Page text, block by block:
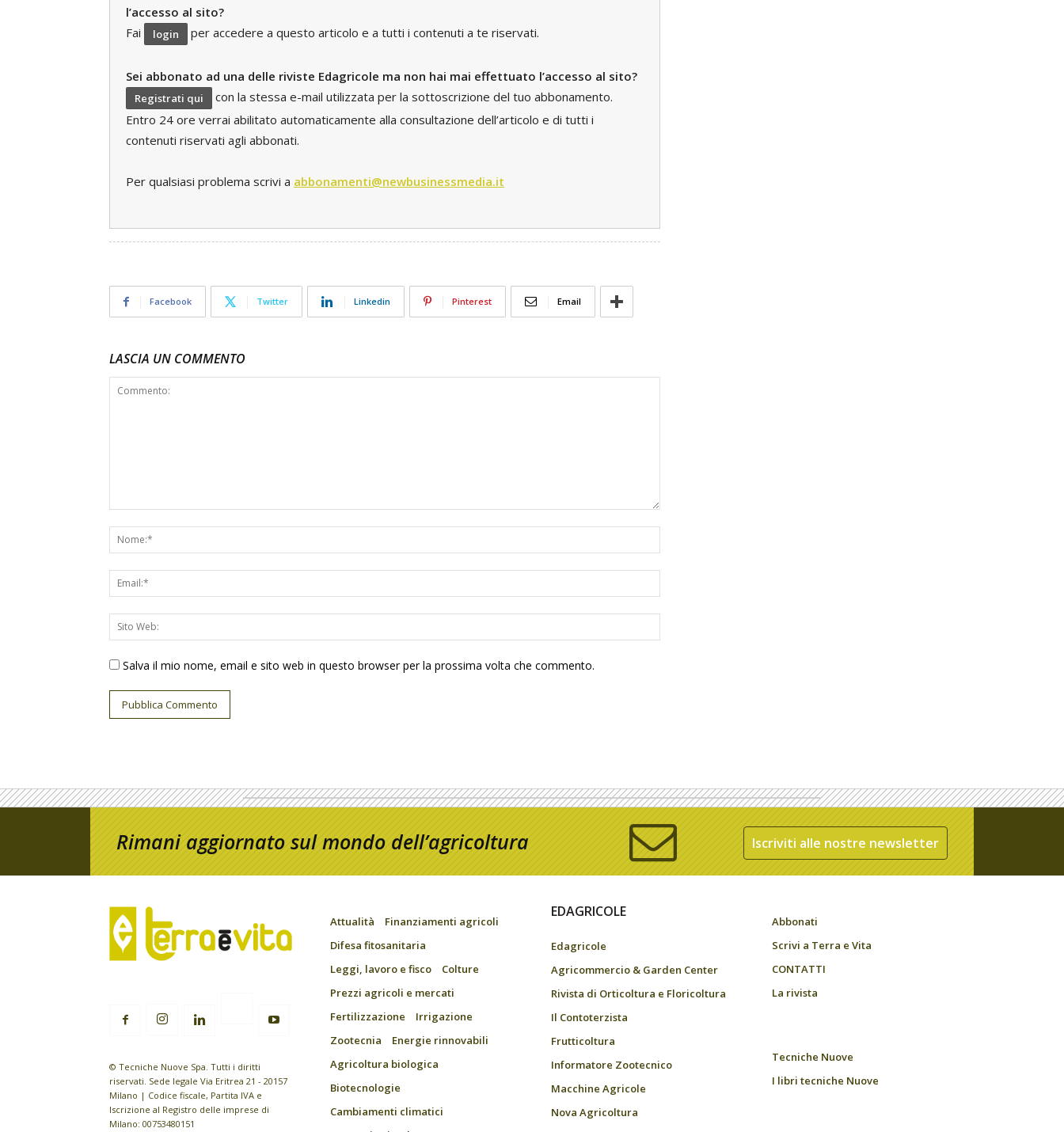
l’accesso al sito?
Fai
login per accedere a questo articolo e a tutti i contenuti a te riservati.
Sei abbonato ad una delle riviste Edagricole ma non hai mai effettuato l’accesso al sito?
Registrati qui
con la stessa e-mail utilizzata per la sottoscrizione del tuo abbonamento.
Entro 24 ore verrai abilitato automaticamente alla consultazione dell’articolo e di tutti i
contenuti riservati agli abbonati.
Per qualsiasi problema scrivi a abbonamenti@newbusinessmedia.it
Facebook Twitter Linkedin Pinterest Email
LASCIA UN COMMENTO
Salva il mio nome, email e sito web in questo browser per la prossima volta che commento.
Rimani aggiornato sul mondo dell’agricoltura Iscriviti alle nostre newsletter
© Tecniche Nuove Spa. Tutti i diritti
riservati. Sede legale Via Eritrea 21 - 20157
Milano | Codice fiscale, Partita IVA e
Iscrizione al Registro delle imprese di
Milano: 00753480151
Attualità
Finanziamenti agricoli
Difesa fitosanitaria
Leggi, lavoro e fisco
Colture
Prezzi agricoli e mercati
Fertilizzazione
Irrigazione
Zootecnia
Energie rinnovabili
Agricoltura biologica
Biotecnologie
Cambiamenti climatici
EDAGRICOLE
Edagricole
Agricommercio & Garden Center
Rivista di Orticoltura e Floricoltura
Il Contoterzista
Frutticoltura
Informatore Zootecnico
Macchine Agricole
Nova Agricoltura
Abbonati
Scrivi a Terra e Vita
CONTATTI
La rivista
Tecniche Nuove
I libri tecniche Nuove